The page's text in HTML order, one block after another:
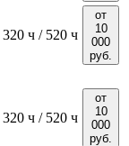
320 ч / 520 ч
от
10
000
руб.
320 ч / 520 ч
от
10
000
руб.